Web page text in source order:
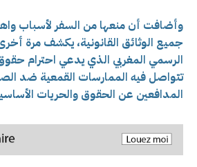
وأضافت أن منعها من السفر لأسباب
جميع الوثائق القانونية، يكشف مرة
الرسمي المغربي الذي يدعي احترام
تتواصل فيه الممارسات القمعية ضد
المدافعين عن الحقوق والحريات